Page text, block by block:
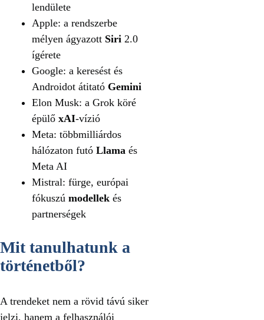
lendülete
Apple: a rendszerbe
mélyen ágyazott Siri 2.0
ígérete
Google: a keresést és
Androidot átitató Gemini
Elon Musk: a Grok köré
épülő xAI-vízió
Meta: többmilliárdos
hálózaton futó Llama és
Meta AI
Mistral: fürge, európai
fókuszú modellek és
partnerségek
Mit tanulhatunk a
történetből?
A trendeket nem a rövid távú siker
jelzi, hanem a felhasználói